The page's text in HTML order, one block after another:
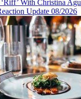
With Christina
Update 08/2026